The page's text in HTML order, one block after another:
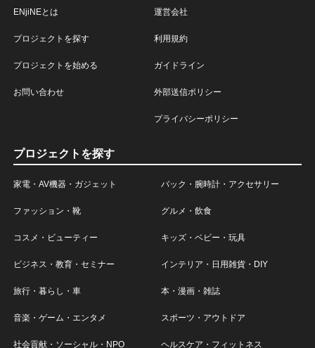
ENjiNEとは
プロジェクトを探す
プロジェクトを始める
お問い合わせ
運営会社
利用規約
ガイドライン
外部送信ポリシー
プライバシーポリシー
プロジェクトを探す
家電・AV機器・ガジェット バック・腕時計・アクセサリー
ファッション・靴 グルメ・飲食
コスメ・ビューティー キッズ・ベビー・玩具
ビジネス・教育・セミナー インテリア・日用雑貨・DIY
旅行・暮らし・車 本・漫画・雑誌
音楽・ゲーム・エンタメ スポーツ・アウトドア
社会貢献・ソーシャル・NPO ヘルスケア・フィットネス